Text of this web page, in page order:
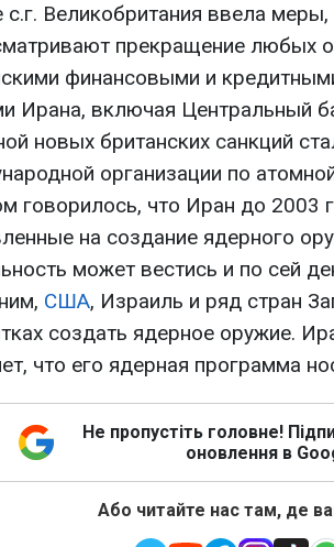
с.г. Великобритания ввела
прекращение любых
финансовыми и
Ирана, включая Центральный
новых британских санкций
организации по
говорилось, что Иран до 2003
на создание ядерного
может вестись и по сей
США, Израиль и ряд стран
создать ядерное оружие.
что его ядерная программа
Не пропустіть головне!
оновлення в
Або читайте нас там, де